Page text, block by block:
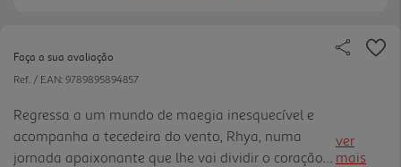
Faça a sua avaliação
Ref. / EAN: 9789895894857
Regressa a um mundo de maegia inesquecível e
acompanha a tecedeira do vento, Rhya, numa
jornada apaixonante que lhe vai dividir o coração
ver
mais